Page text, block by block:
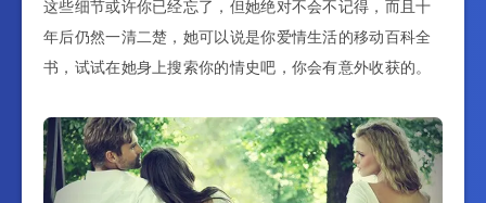
这些细节或许你已经忘了，但她绝对不会不记得，而且十
年后仍然一清二楚，她可以说是你爱情生活的移动百科全
书，试试在她身上搜索你的情史吧，你会有意外收获的。